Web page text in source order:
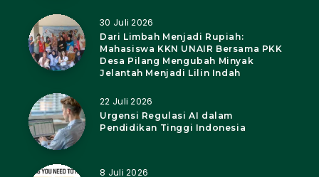
30 Juli 2026
Dari Limbah Menjadi Rupiah:
Mahasiswa KKN UNAIR Bersama PKK
Desa Pilang Mengubah Minyak
Jelantah Menjadi Lilin Indah
22 Juli 2026
Urgensi Regulasi AI dalam
Pendidikan Tinggi Indonesia
8 Juli 2026